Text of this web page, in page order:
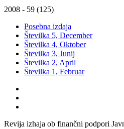
2008 - 59 (125)
Posebna izdaja
Številka 5, December
Številka 4, Oktober
Številka 3, Junij
Številka 2, April
Številka 1, Februar
Revija izhaja ob finančni podpori